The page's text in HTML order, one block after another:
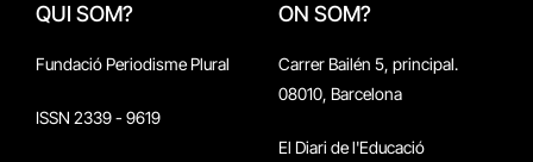
QUI SOM?
Fundació Periodisme Plural
ISSN 2339 - 9619
ON SOM?
Carrer Bailén 5, principal.
08010, Barcelona
El Diari de l'Educació